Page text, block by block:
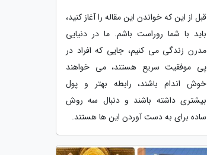
قبل از این که خواندن این مقاله را آغاز کنید،
باید با شما روراست باشم. ما در دنیایی
مدرن زندگی می کنیم، جایی که افراد در
پی موفقیت سریع هستند، می خواهند
خوش اندام باشند، رابطه بهتر و پول
بیشتری داشته باشند و دنبال سه روش
ساده برای به دست آوردن این ها هستند.